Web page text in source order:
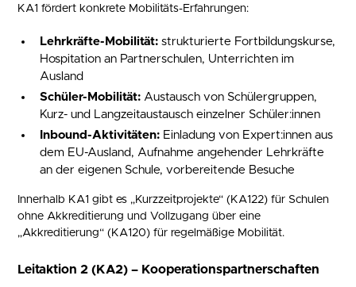
KA1 fördert konkrete Mobilitäts-Erfahrungen:
Lehrkräfte-Mobilität: strukturierte Fortbildungskurse,
Hospitation an Partnerschulen, Unterrichten im
Ausland
Schüler-Mobilität: Austausch von Schülergruppen,
Kurz- und Langzeitaustausch einzelner Schüler:innen
Inbound-Aktivitäten: Einladung von Expert:innen aus
dem EU-Ausland, Aufnahme angehender Lehrkräfte
an der eigenen Schule, vorbereitende Besuche
Innerhalb KA1 gibt es „Kurzzeitprojekte“ (KA122) für Schulen
ohne Akkreditierung und Vollzugang über eine
„Akkreditierung“ (KA120) für regelmäßige Mobilität.
Leitaktion 2 (KA2) – Kooperationspartnerschaften